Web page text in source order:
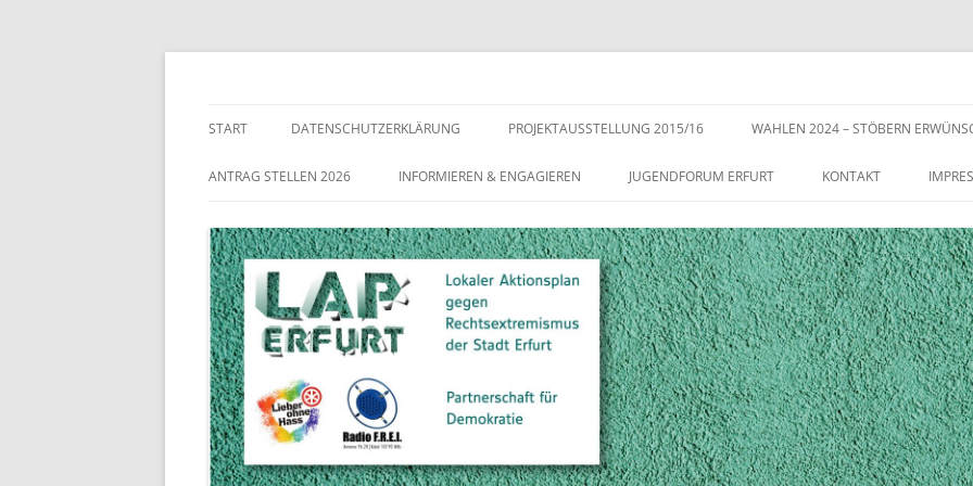
Inhalt
START DATENSCHUTZERKLÄRUNG PROJEKTAUSSTELLUNG 2015/16 WAHLEN 2024 – STÖBERN
ANTRAG STELLEN 2026 INFORMIEREN & ENGAGIEREN JUGENDFORUM ERFURT KONTAKT